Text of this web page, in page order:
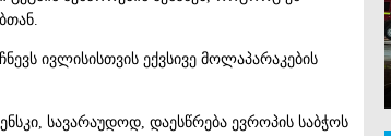
ივლისისთვის ექვსივე მოლაპარაკების
სავარაუდოდ, დაესწრება ევროპის საბჭოს